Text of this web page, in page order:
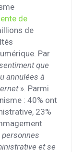
de
de
Par
que
annulées à
». Parmi
: 40% ont
23%
personnes
et se